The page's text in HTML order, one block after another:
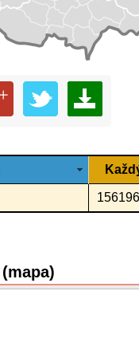
156196